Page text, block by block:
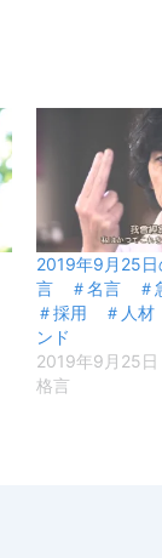
2019年9月
言 ＃名言
＃採用 ＃人
ンド
2019年9月25日
格言